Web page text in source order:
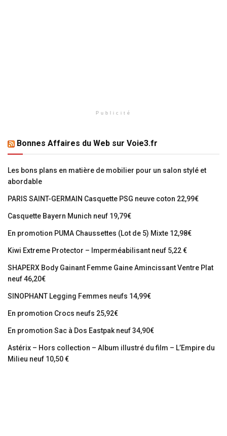
Publicité
Bonnes Affaires du Web sur Voie3.fr
Les bons plans en matière de mobilier pour un salon stylé et
abordable
PARIS SAINT-GERMAIN Casquette PSG neuve coton 22,99€
Casquette Bayern Munich neuf 19,79€
En promotion PUMA Chaussettes (Lot de 5) Mixte 12,98€
Kiwi Extreme Protector – Imperméabilisant neuf 5,22 €
SHAPERX Body Gainant Femme Gaine Amincissant Ventre Plat
neuf 46,20€
SINOPHANT Legging Femmes neufs 14,99€
En promotion Crocs neufs 25,92€
En promotion Sac à Dos Eastpak neuf 34,90€
Astérix – Hors collection – Album illustré du film – L’Empire du
Milieu neuf 10,50 €